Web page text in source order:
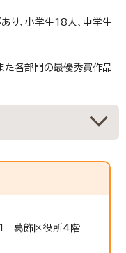
り、小学生18人、中学生
た各部門の最優秀賞作品
葛飾区役所4階